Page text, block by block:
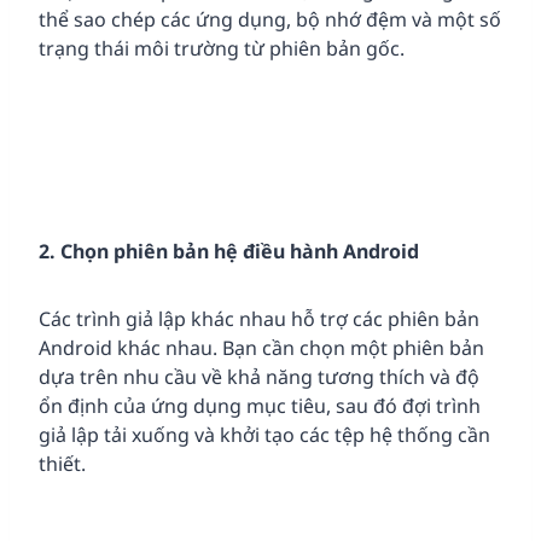
thể sao chép các ứng dụng, bộ nhớ đệm và một số
trạng thái môi trường từ phiên bản gốc.
2. Chọn phiên bản hệ điều hành Android
Các trình giả lập khác nhau hỗ trợ các phiên bản
Android khác nhau. Bạn cần chọn một phiên bản
dựa trên nhu cầu về khả năng tương thích và độ
ổn định của ứng dụng mục tiêu, sau đó đợi trình
giả lập tải xuống và khởi tạo các tệp hệ thống cần
thiết.